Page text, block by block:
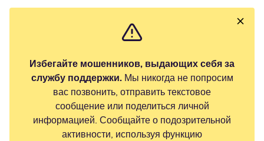
Избегайте мошенников, выдающих себя за
службу поддержки.Мы никогда не попросим
вас позвонить, отправить текстовое
сообщение или поделиться личной
информацией. Сообщайте о подозрительной
активности, используя функцию